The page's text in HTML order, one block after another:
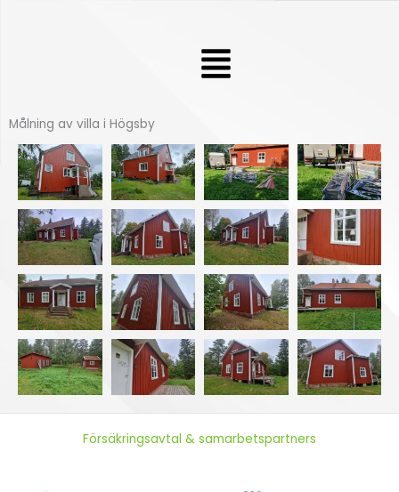
Meny
Målning av villa i Högsby
Försäkringsavtal & samarbetspartners